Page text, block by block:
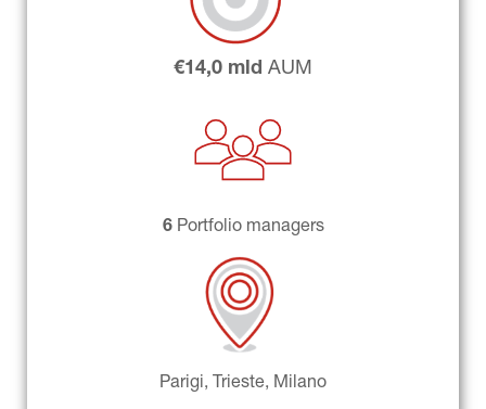
€14,0 mld AUM
6 Portfolio managers
Parigi, Trieste, Milano